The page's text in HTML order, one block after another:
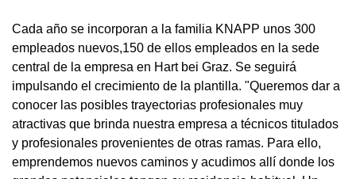
Cada año se incorporan a la familia KNAPP unos 300
empleados nuevos,150 de ellos empleados en la sede
central de la empresa en Hart bei Graz. Se seguirá
impulsando el crecimiento de la plantilla. "Queremos dar a
conocer las posibles trayectorias profesionales muy
atractivas que brinda nuestra empresa a técnicos titulados
y profesionales provenientes de otras ramas. Para ello,
emprendemos nuevos caminos y acudimos allí donde los